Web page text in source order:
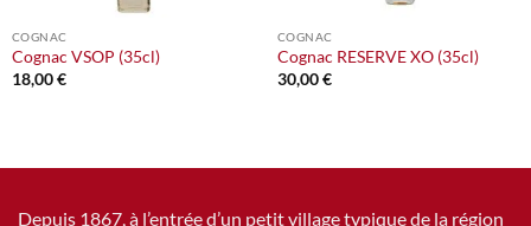
COGNAC
Cognac VSOP (35cl)
18,00€
COGNAC
Cognac RESERVE XO (35cl)
30,00€
Depuis 1867, à l’entrée d’un petit village typique de la région